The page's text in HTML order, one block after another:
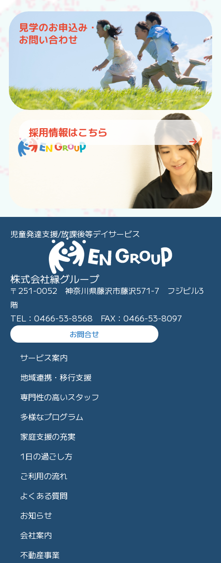
見学のお申込み・
お問い合わせ
採用情報はこちら
児童発達支援/放課後等デイサービス
株式会社縁グループ
〒251-0052 神奈川県藤沢市藤沢571-7 フジビル3
階
TEL：0466-53-8568 FAX：0466-53-8097
お問合せ
サービス案内
地域連携・移行支援
専門性の高いスタッフ
多様なプログラム
家庭支援の充実
1日の過ごし方
ご利用の流れ
よくある質問
お知らせ
会社案内
不動産事業